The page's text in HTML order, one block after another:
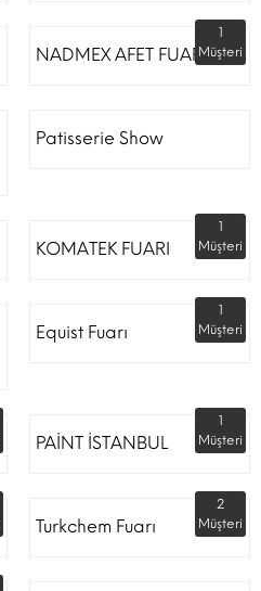
NADMEX AFET FUARI
1
Müşteri
Patisserie Show
KOMATEK FUARI
1
Müşteri
Equist Fuarı
1
Müşteri
PAİNT İSTANBUL
1
Müşteri
Turkchem Fuarı
2
Müşteri